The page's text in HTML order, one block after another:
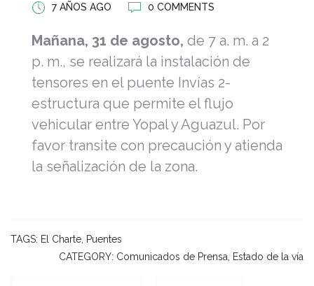
7 AÑOS AGO 0 COMMENTS
Mañana, 31 de agosto, de 7 a. m. a 2
p. m., se realizará la instalación de
tensores en el puente Invías 2-
estructura que permite el flujo
vehicular entre Yopal y Aguazul. Por
favor transite con precaución y atienda
la señalización de la zona.
TAGS: El Charte Puentes
CATEGORY: Comunicados de Prensa Estado de la vía